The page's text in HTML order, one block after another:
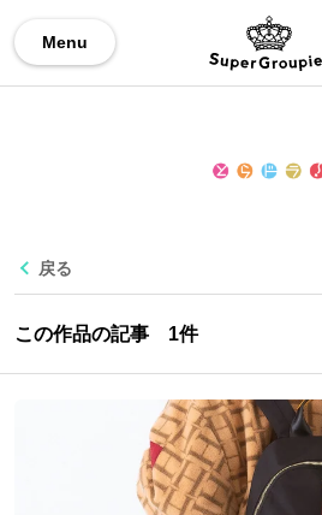
Menu
戻る
この作品の記事 1件